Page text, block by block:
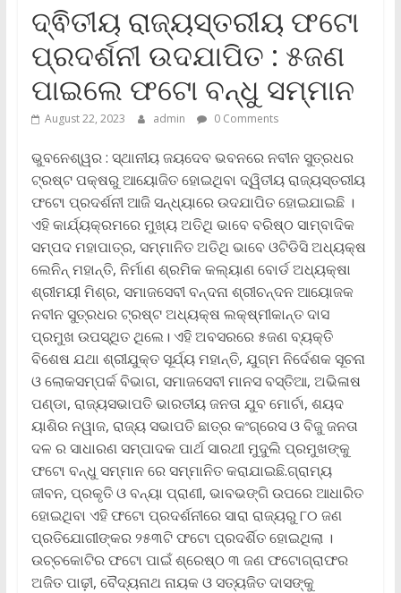
ଦ୍ଵିତୀୟ ରାଜ୍ୟସ୍ତରୀୟ ଫଟୋ
ପ୍ରଦର୍ଶନୀ ଉଦଯାପିତ : ୫ଜଣ
ପାଇଲେ ଫଟୋ ବନ୍ଧୁ ସମ୍ମାନ
August 22, 2023 admin 0 Comments
ଭୁବନେଶ୍ୱର : ସ୍ଥାନୀୟ ଜୟଦେବ ଭବନରେ ନବୀନ ସୁତ୍ରଧର
ଟ୍ରଷ୍ଟ ପକ୍ଷରୁ ଆୟୋଜିତ ହୋଇଥିବା ଦ୍ୱିତୀୟ ରାଜ୍ୟସ୍ତରୀୟ
ଫଟୋ ପ୍ରଦର୍ଶନୀ ଆଜି ସନ୍ଧ୍ୟାରେ ଉଦଯାପିତ ହୋଇଯାଇଛି ।
ଏହି କାର୍ଯ୍ୟକ୍ରମରେ ମୁଖ୍ୟ ଅତିଥି ଭାବେ ବରିଷ୍ଠ ସାମ୍ବାଦିକ
ସମ୍ପଦ ମହାପାତ୍ର, ସମ୍ମାନିତ ଅତିଥି ଭାବେ ଓଟିଡିସି ଅଧ୍ୟକ୍ଷ
ଲେନିନ୍ ମହାନ୍ତି, ନିର୍ମାଣ ଶ୍ରମିକ କଲ୍ୟାଣ ବୋର୍ଡ ଅଧ୍ୟକ୍ଷା
ଶ୍ରୀମୟୀ ମିଶ୍ର, ସମାଜସେବୀ ବନ୍ଦନା ଶ୍ରୀଚନ୍ଦନ ଆୟୋଜକ
ନବୀନ ସୁତ୍ରଧର ଟ୍ରଷ୍ଟ ଅଧ୍ୟକ୍ଷ ଲକ୍ଷ୍ମୀକାନ୍ତ ଦାସ
ପ୍ରମୁଖ ଉପସ୍ଥିତ ଥିଲେ। ଏହି ଅବସରରେ ୫ଜଣ ବ୍ୟକ୍ତି
ବିଶେଷ ଯଥା ଶ୍ରୀଯୁକ୍ତ ସୂର୍ଯ୍ୟ ମହାନ୍ତି, ଯୁଗ୍ମ ନିର୍ଦେଶକ ସୂଚନା
ଓ ଲୋକସମ୍ପର୍କ ବିଭାଗ, ସମାଜସେବୀ ମାନସ ବସ୍ତିଆ, ଅଭିଳାଷ
ପଣ୍ଡା, ରାଜ୍ୟସଭାପତି ଭାରତୀୟ ଜନତା ଯୁବ ମୋର୍ଚା, ଶୟଦ
ୟାଶିର ନୱାଜ, ରାଜ୍ୟ ସଭାପତି ଛାତ୍ର କଂଗ୍ରେସ ଓ ବିଜୁ ଜନତା
ଦଳ ର ସାଧାରଣ ସମ୍ପାଦକ ପାର୍ଥ ସାରଥୀ ମୁଦୁଲି ପ୍ରମୁଖଙ୍କୁ
ଫଟୋ ବନ୍ଧୁ ସମ୍ମାନ ରେ ସମ୍ମାନିତ କରାଯାଇଛି.ଗ୍ରାମ୍ୟ
ଜୀବନ, ପ୍ରକୃତି ଓ ବନ୍ୟା ପ୍ରାଣୀ, ଭାବଭଙ୍ଗି ଉପରେ ଆଧାରିତ
ହୋଇଥିବା ଏହି ଫଟୋ ପ୍ରଦର୍ଶନୀରେ ସାରା ରାଜ୍ୟରୁ ୮୦ ଜଣ
ପ୍ରତିଯୋଗୀଙ୍କର ୨୫୩ଟି ଫଟୋ ପ୍ରଦର୍ଶିତ ହୋଇଥିଲା ।
ଉଚ୍ଚକୋଟିର ଫଟୋ ପାଇଁ ଶ୍ରେଷ୍ଠ ୩ ଜଣ ଫଟୋଗ୍ରାଫର
ଅଜିତ ପାଢ଼ୀ, ବୈଦ୍ୟନାଥ ନାୟକ ଓ ସତ୍ୟଜିତ ଦାସଙ୍କୁ